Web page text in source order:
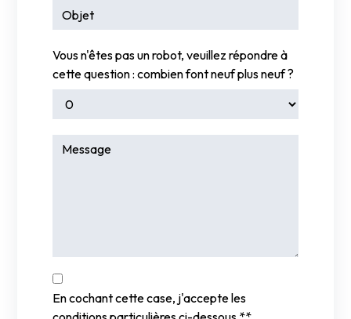
Vous n'êtes pas un robot, veuillez répondre à
cette question : combien font neuf plus neuf ?
En cochant cette case, j'accepte les